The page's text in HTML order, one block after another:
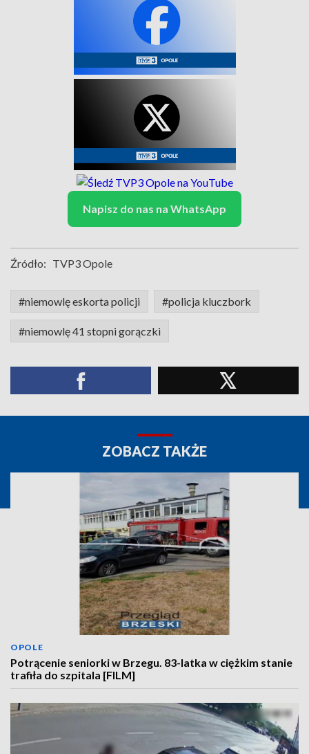
Napisz do nas na WhatsApp
Źródło: TVP3 Opole
#niemowlę eskorta policji #policja kluczbork
#niemowlę 41 stopni gorączki
ZOBACZ TAKŻE
OPOLE
Potrącenie seniorki w Brzegu. 83-latka w ciężkim stanie
trafiła do szpitala [FILM]